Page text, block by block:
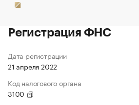
Регистрация ФНС
Дата регистрации
21 апреля 2022
Код налогового органа
3100